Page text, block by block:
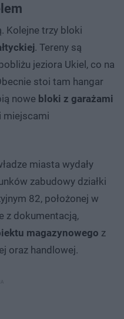
Kolejne trzy bloki
. Tereny są
jeziora Ukiel, co na
stoi tam hangar
nowe bloki z garażami
miejscami
miasta wydały
zabudowy działki
82, położonej w
z dokumentacją,
magazynowego z
oraz handlowej.